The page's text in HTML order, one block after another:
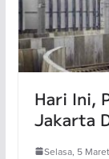
Hari Ini,
Jakarta
Selasa, 5